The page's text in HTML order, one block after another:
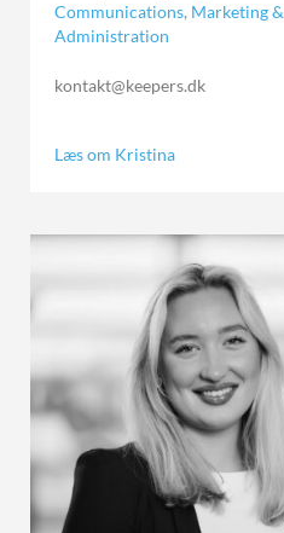
Communications, Marketing &
Administration
kontakt@keepers.dk
Læs om Kristina